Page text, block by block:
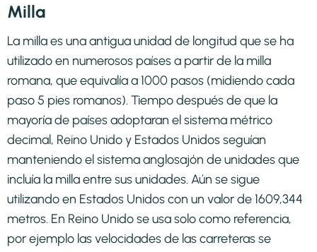
Milla
La milla es una antigua unidad de longitud que se ha
utilizado en numerosos países a partir de la milla
romana, que equivalía a 1000 pasos (midiendo cada
paso 5 pies romanos). Tiempo después de que la
mayoría de países adoptaran el sistema métrico
decimal, Reino Unido y Estados Unidos seguían
manteniendo el sistema anglosajón de unidades que
incluía la milla entre sus unidades. Aún se sigue
utilizando en Estados Unidos con un valor de 1609,344
metros. En Reino Unido se usa solo como referencia,
por ejemplo las velocidades de las carreteras se